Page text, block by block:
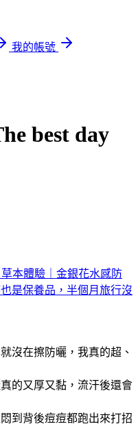
我的帳號
best day
草本體驗｜金銀花水感防
是保養品，半個月旅行沒
沒在擦防曬，我真的超、
的又厚又黏，流汗後還會
到背後痘痘都跑出來打招